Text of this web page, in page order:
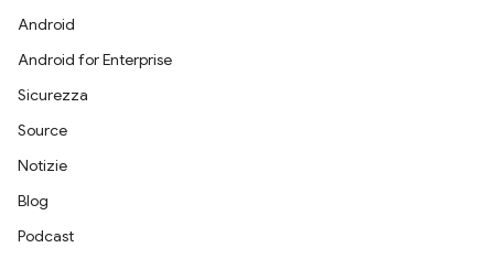
Android
Android for Enterprise
Sicurezza
Source
Notizie
Blog
Podcast